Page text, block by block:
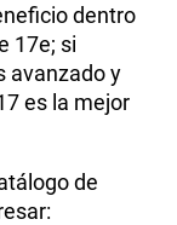
dentro
17e; si
avanzado y
es la mejor
de